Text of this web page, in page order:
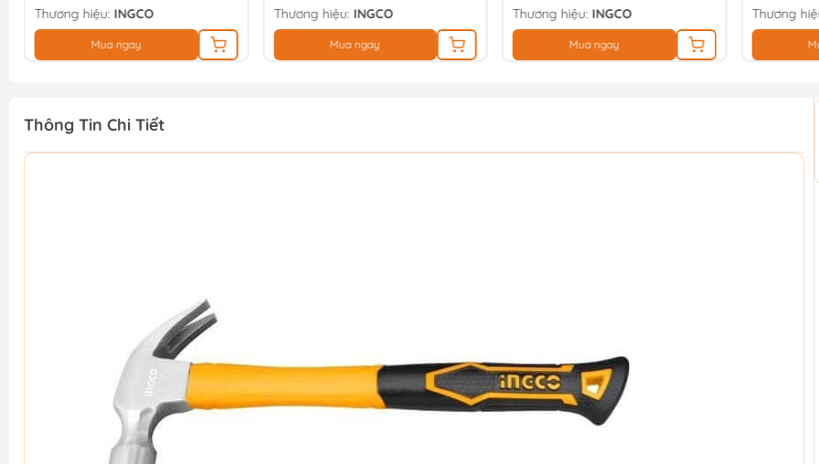
Thương hiệu: INGCO
Mua ngay
Thương hiệu: INGCO
Mua ngay
Thương hiệu: INGCO
Mua ngay
Thương
Thông Tin Chi Tiết